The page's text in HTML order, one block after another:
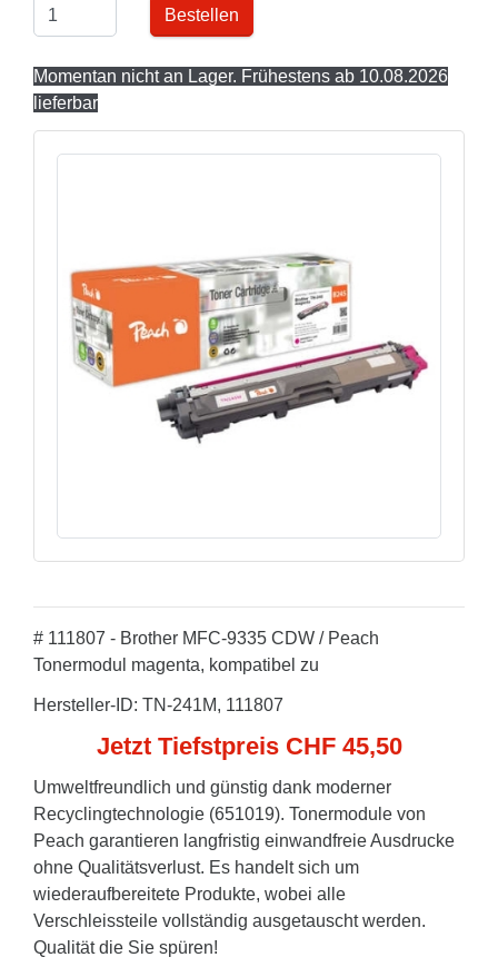
Bestellen
Momentan nicht an Lager. Frühestens ab 10.08.2026
lieferbar
# 111807 - Brother MFC-9335 CDW / Peach
Tonermodul magenta, kompatibel zu
Hersteller-ID: TN-241M, 111807
Jetzt Tiefstpreis CHF 45,50
Umweltfreundlich und günstig dank moderner
Recyclingtechnologie (651019). Tonermodule von
Peach garantieren langfristig einwandfreie Ausdrucke
ohne Qualitätsverlust. Es handelt sich um
wiederaufbereitete Produkte, wobei alle
Verschleissteile vollständig ausgetauscht werden.
Qualität die Sie spüren!